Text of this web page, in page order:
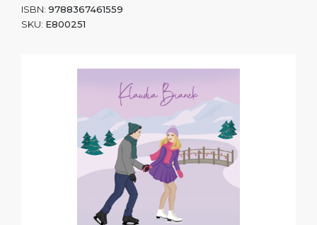
ISBN: 9788367461559
SKU: E800251